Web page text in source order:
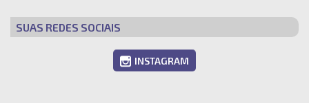
SUAS REDES SOCIAIS
INSTAGRAM